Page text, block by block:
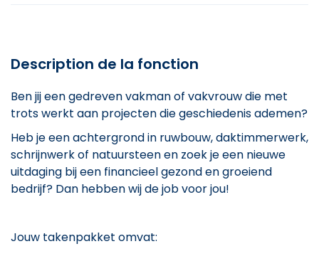
Description de la fonction
Ben jij een gedreven vakman of vakvrouw die met
trots werkt aan projecten die geschiedenis ademen?
Heb je een achtergrond in ruwbouw, daktimmerwerk,
schrijnwerk of natuursteen en zoek je een nieuwe
uitdaging bij een financieel gezond en groeiend
bedrijf? Dan hebben wij de job voor jou!
Jouw takenpakket omvat: